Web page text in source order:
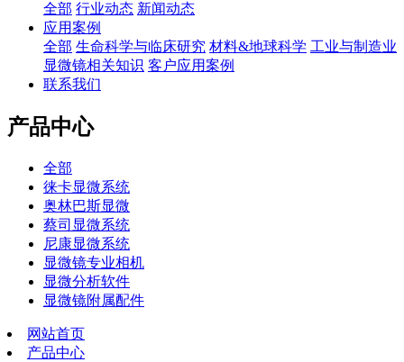
全部 行业动态 新闻动态
应用案例
全部 生命科学与临床研究 材料&地球科学 工业与制造业
显微镜相关知识 客户应用案例
联系我们
产品中心
全部
徕卡显微系统
奥林巴斯显微
蔡司显微系统
尼康显微系统
显微镜专业相机
显微分析软件
显微镜附属配件
网站首页
产品中心